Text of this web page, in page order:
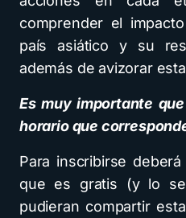
comprender el
país asiático y su
además de avizorar
Es muy importante
horario que
Para inscribirse
que es gratis (y lo
pudieran compartir